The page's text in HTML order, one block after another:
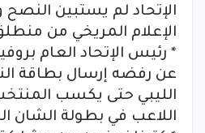
الإتحاد لم يستبين
الإعلام المريخي من
* رئيس الإتحاد العام
عن رفضه إرسال بطاقة
الليبي حتى يكسب
اللاعب في بطولة الشان